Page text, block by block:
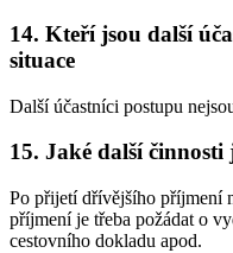
14. Kteří jsou další
situace
Další účastníci postupu
15. Jaké další
Po přijetí dřívějšího příjmení
příjmení je třeba požádat o
cestovního dokladu apod.